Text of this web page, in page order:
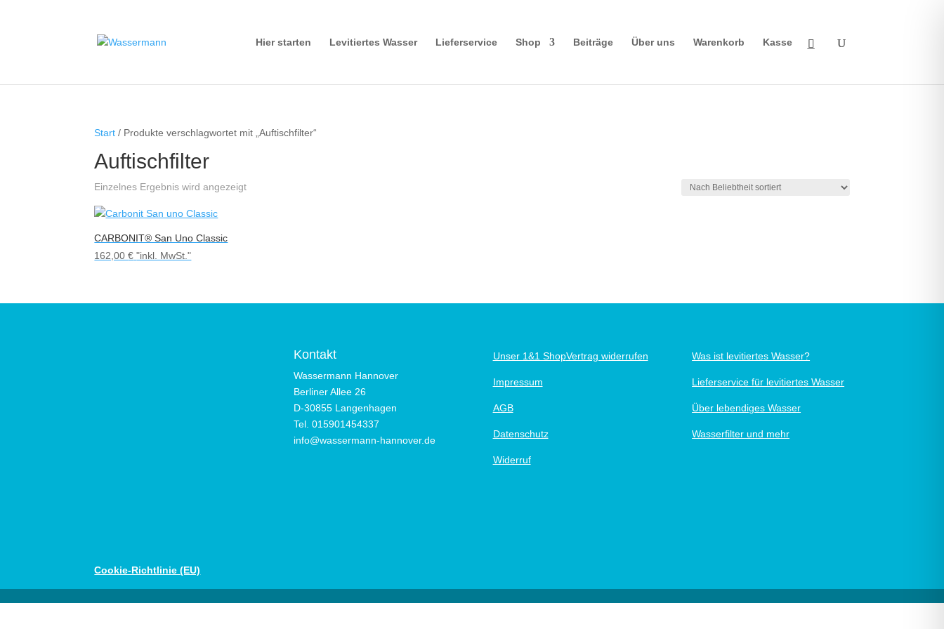
Hier starten Levitiertes Wasser Lieferservice Shop Beiträge Über uns Warenkorb Kasse
Start / Produkte verschlagwortet mit „Auftischfilter“
Auftischfilter
Einzelnes Ergebnis wird angezeigt
CARBONIT® San Uno Classic
162,00€ "inkl. MwSt."
Kontakt
Wassermann Hannover
Berliner Allee 26
D-30855 Langenhagen
Tel. 015901454337
info@wassermann-hannover.de
Unser 1&1 Shop
Impressum
AGB
Datenschutz
Widerruf
Vertrag widerrufen Was ist levitiertes Wasser?
Lieferservice für levitiertes Wasser
Über lebendiges Wasser
Wasserfilter und mehr
Cookie-Richtlinie (EU)